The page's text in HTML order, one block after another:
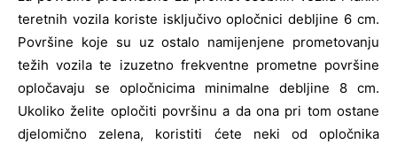
teretnih vozila koriste isključivo opločnici debljine 6 cm.
Površine koje su uz ostalo namijenjene prometovanju
težih vozila te izuzetno frekventne prometne površine
opločavaju se opločnicima minimalne debljine 8 cm.
Ukoliko želite opločiti površinu a da ona pri tom ostane
djelomično zelena, koristiti ćete neki od opločnika